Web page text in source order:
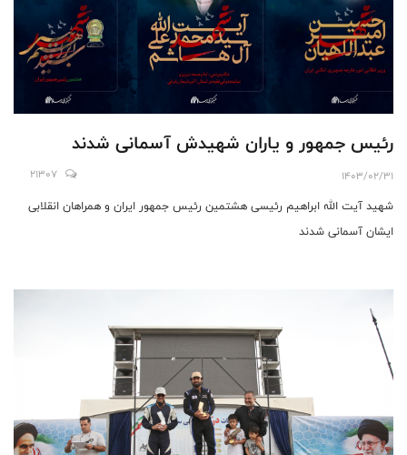
رئیس جمهور و یاران شهیدش آسمانی شدند
1403/02/31
21307
شهید آیت الله ابراهیم رئیسی هشتمین رئیس جمهور ایران و همراهان انقلابی
ایشان آسمانی شدند